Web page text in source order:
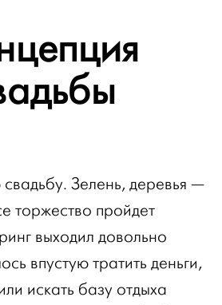
Зелень, деревья —
торжество пройдет
выходил довольно
впустую тратить деньги,
искать базу отдыха